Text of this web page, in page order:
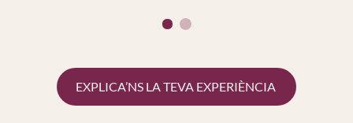
EXPLICA’NS LA TEVA EXPERIÈNCIA